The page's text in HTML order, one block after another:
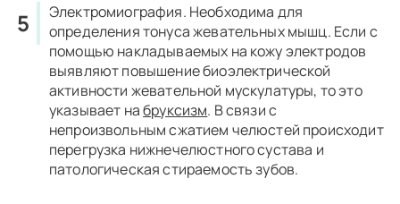
Электромиография. Необходима для
определения тонуса жевательных мышц. Если с
помощью накладываемых на кожу электродов
выявляют повышение биоэлектрической
активности жевательной мускулатуры, то это
указывает набруксизм. В связи с
непроизвольным сжатием челюстей происходит
перегрузка нижнечелюстного сустава и
патологическая стираемость зубов.